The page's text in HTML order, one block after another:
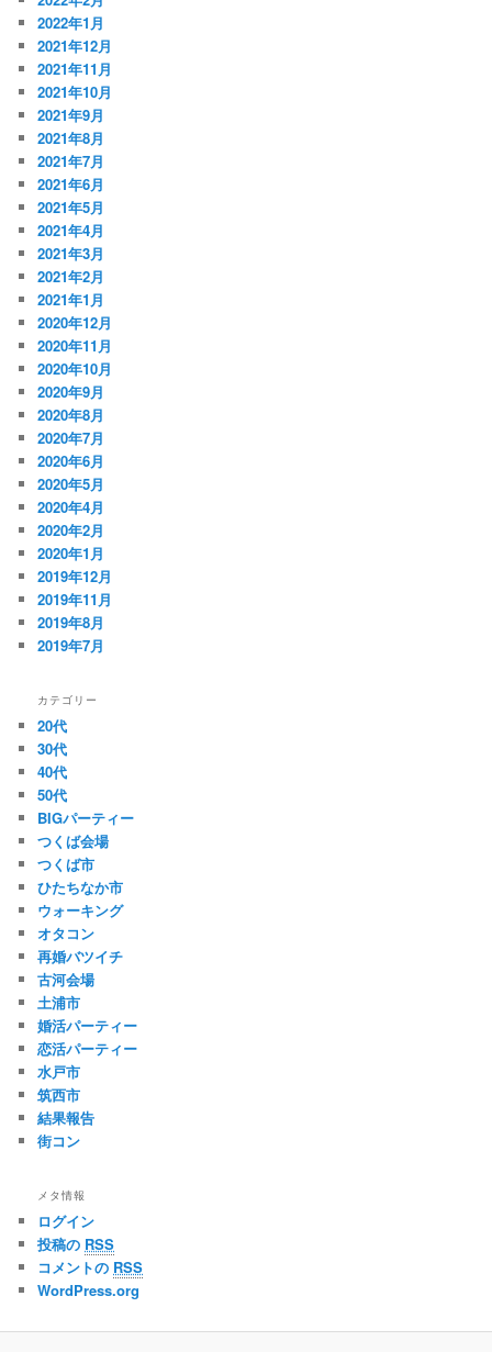
2022年1月
2021年12月
2021年11月
2021年10月
2021年9月
2021年8月
2021年7月
2021年6月
2021年5月
2021年4月
2021年3月
2021年2月
2021年1月
2020年12月
2020年11月
2020年10月
2020年9月
2020年8月
2020年7月
2020年6月
2020年5月
2020年4月
2020年2月
2020年1月
2019年12月
2019年11月
2019年8月
2019年7月
カテゴリー
20代
30代
40代
50代
BIGパーティー
つくば会場
つくば市
ひたちなか市
ウォーキング
オタコン
再婚バツイチ
古河会場
土浦市
婚活パーティー
恋活パーティー
水戸市
筑西市
結果報告
街コン
メタ情報
ログイン
投稿の RSS
コメントの RSS
WordPress.org